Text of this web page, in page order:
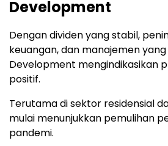
Development
Dengan dividen yang stabil,
keuangan, dan manajemen
Development mengindikasikan
positif.
Terutama di sektor residensial
mulai menunjukkan pemulihan
pandemi.